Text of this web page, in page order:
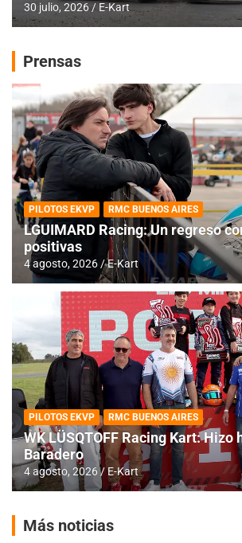
30 julio, 2026 E-Kart
Prensas
PILOTOS EKVP RMC BUENOS AIRES
LGUIMARD Racing: Un regreso
positivas
4 agosto, 2026 E-Kart
PILOTOS EKVP RMC BUENOS AIRES
WK LÜSQTOFF Racing Kart: Hizo
Baradero
4 agosto, 2026 E-Kart
Más noticias